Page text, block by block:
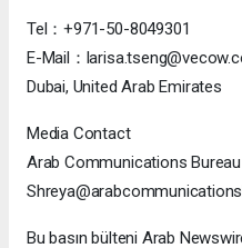
Tel：+971-50-8049301
E-Mail：
Dubai, United Arab Emirates
Media Contact
Arab Communications Bureau
Bu basın bülteni Arab